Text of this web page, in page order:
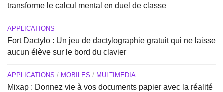
transforme le calcul mental en duel de classe
APPLICATIONS
Fort Dactylo : Un jeu de dactylographie gratuit qui ne laisse
aucun élève sur le bord du clavier
APPLICATIONS / MOBILES / MULTIMEDIA
Mixap : Donnez vie à vos documents papier avec la réalité